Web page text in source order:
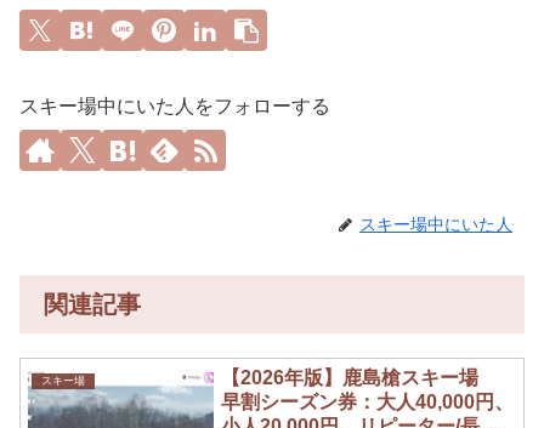
スキー場中にいた人をフォローする
スキー場中にいた人
関連記事
スキー場
【2026年版】鹿島槍スキー場
早割シーズン券：大人40,000円、